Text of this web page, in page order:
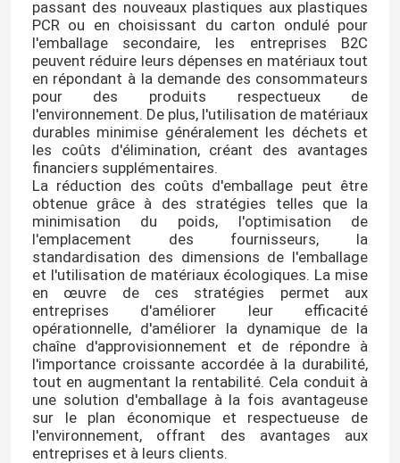
Couvercle de bouteille
Verres ménagers
passant des nouveaux plastiques aux plastiques
PCR ou en choisissant du carton ondulé pour
l'emballage secondaire, les entreprises B2C
peuvent réduire leurs dépenses en matériaux tout
en répondant à la demande des consommateurs
pour des produits respectueux de
l'environnement. De plus, l'utilisation de matériaux
durables minimise généralement les déchets et
les coûts d'élimination, créant des avantages
financiers supplémentaires.
La réduction des coûts d'emballage peut être
obtenue grâce à des stratégies telles que la
minimisation du poids, l'optimisation de
l'emplacement des fournisseurs, la
standardisation des dimensions de l'emballage
et l'utilisation de matériaux écologiques. La mise
en œuvre de ces stratégies permet aux
entreprises d'améliorer leur efficacité
opérationnelle, d'améliorer la dynamique de la
chaîne d'approvisionnement et de répondre à
l'importance croissante accordée à la durabilité,
tout en augmentant la rentabilité. Cela conduit à
une solution d'emballage à la fois avantageuse
sur le plan économique et respectueuse de
l'environnement, offrant des avantages aux
entreprises et à leurs clients.